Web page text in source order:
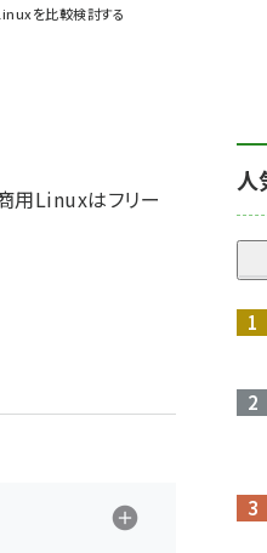
を比較検討する
用Linuxはフリー
人